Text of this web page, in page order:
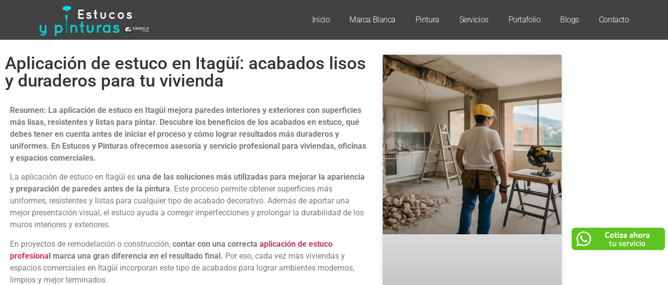
Inicio Marca Blanca Pintura Servicios Portafolio Blogs Contacto
Aplicación de estuco en Itagüí: acabados lisos
y duraderos para tu vivienda
Resumen: La aplicación de estuco en Itagüí mejora paredes interiores y exteriores con superficies
más lisas, resistentes y listas para pintar. Descubre los beneficios de los acabados en estuco, qué
debes tener en cuenta antes de iniciar el proceso y cómo lograr resultados más duraderos y
uniformes. En Estucos y Pinturas ofrecemos asesoría y servicio profesional para viviendas, oficinas
y espacios comerciales.
La aplicación de estuco en Itagüí es una de las soluciones más utilizadas para mejorar la apariencia
y preparación de paredes antes de la pintura. Este proceso permite obtener superficies más
uniformes, resistentes y listas para cualquier tipo de acabado decorativo. Además de aportar una
mejor presentación visual, el estuco ayuda a corregir imperfecciones y prolongar la durabilidad de los
muros interiores y exteriores.
En proyectos de remodelación o construcción, contar con una correcta aplicación de estuco
profesional marca una gran diferencia en el resultado final. Por eso, cada vez más viviendas y
espacios comerciales en Itagüí incorporan este tipo de acabados para lograr ambientes modernos,
limpios y mejor terminados.